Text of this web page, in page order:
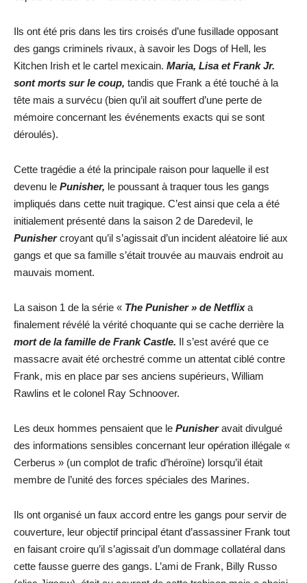
Ils ont été pris dans les tirs croisés d’une fusillade opposant
des gangs criminels rivaux, à savoir les Dogs of Hell, les
Kitchen Irish et le cartel mexicain. Maria, Lisa et Frank Jr.
sont morts sur le coup, tandis que Frank a été touché à la
tête mais a survécu (bien qu’il ait souffert d’une perte de
mémoire concernant les événements exacts qui se sont
déroulés).
Cette tragédie a été la principale raison pour laquelle il est
devenu le Punisher, le poussant à traquer tous les gangs
impliqués dans cette nuit tragique. C’est ainsi que cela a été
initialement présenté dans la saison 2 de Daredevil, le
Punishercroyant qu’il s’agissait d’un incident aléatoire lié aux
gangs et que sa famille s’était trouvée au mauvais endroit au
mauvais moment.
La saison 1 de la série « The Punisher » de Netflixa
finalement révélé la vérité choquante qui se cache derrière la
mort de la famille de Frank Castle. Il s’est avéré que ce
massacre avait été orchestré comme un attentat ciblé contre
Frank, mis en place par ses anciens supérieurs, William
Rawlins et le colonel Ray Schnoover.
Les deux hommes pensaient que le Punisheravait divulgué
des informations sensibles concernant leur opération illégale «
Cerberus » (un complot de trafic d’héroïne) lorsqu’il était
membre de l’unité des forces spéciales des Marines.
Ils ont organisé un faux accord entre les gangs pour servir de
couverture, leur objectif principal étant d’assassiner Frank tout
en faisant croire qu’il s’agissait d’un dommage collatéral dans
cette fausse guerre des gangs. L’ami de Frank, Billy Russo